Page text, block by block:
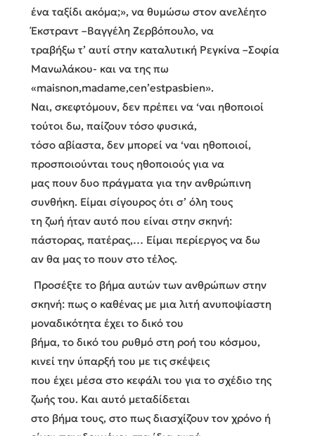
ένα ταξίδι ακόμα;», να θυμώσω στον ανελέητο
Έκστραντ –Βαγγέλη Ζερβόπουλο, να
τραβήξω τ’ αυτί στην καταλυτική Ρεγκίνα –Σοφία
Μανωλάκου- και να της πω
«maisnon,madame,cen’estpasbien».
Ναι, σκεφτόμουν, δεν πρέπει να ‘ναι ηθοποιοί
τούτοι δω, παίζουν τόσο φυσικά,
τόσο αβίαστα, δεν μπορεί να ‘ναι ηθοποιοί,
προσποιούνται τους ηθοποιούς για να
μας πουν δυο πράγματα για την ανθρώπινη
συνθήκη. Είμαι σίγουρος ότι σ’ όλη τους
τη ζωή ήταν αυτό που είναι στην σκηνή:
πάστορας, πατέρας,… Είμαι περίεργος να δω
αν θα μας το πουν στο τέλος.
Προσέξτε το βήμα αυτών των ανθρώπων στην
σκηνή: πως ο καθένας με μια λιτή ανυποψίαστη
μοναδικότητα έχει το δικό του
βήμα, το δικό του ρυθμό στη ροή του κόσμου,
κινεί την ύπαρξή του με τις σκέψεις
που έχει μέσα στο κεφάλι του για το σχέδιο της
ζωής του. Και αυτό μεταδίδεται
στο βήμα τους, στο πως διασχίζουν τον χρόνο ή